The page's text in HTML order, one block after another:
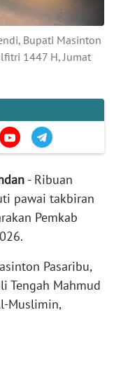
Bupati Masinton
1447 H, Jumat
- Ribuan
pawai takbiran
Pemkab
Pasaribu,
Tengah Mahmud
Muslimin,